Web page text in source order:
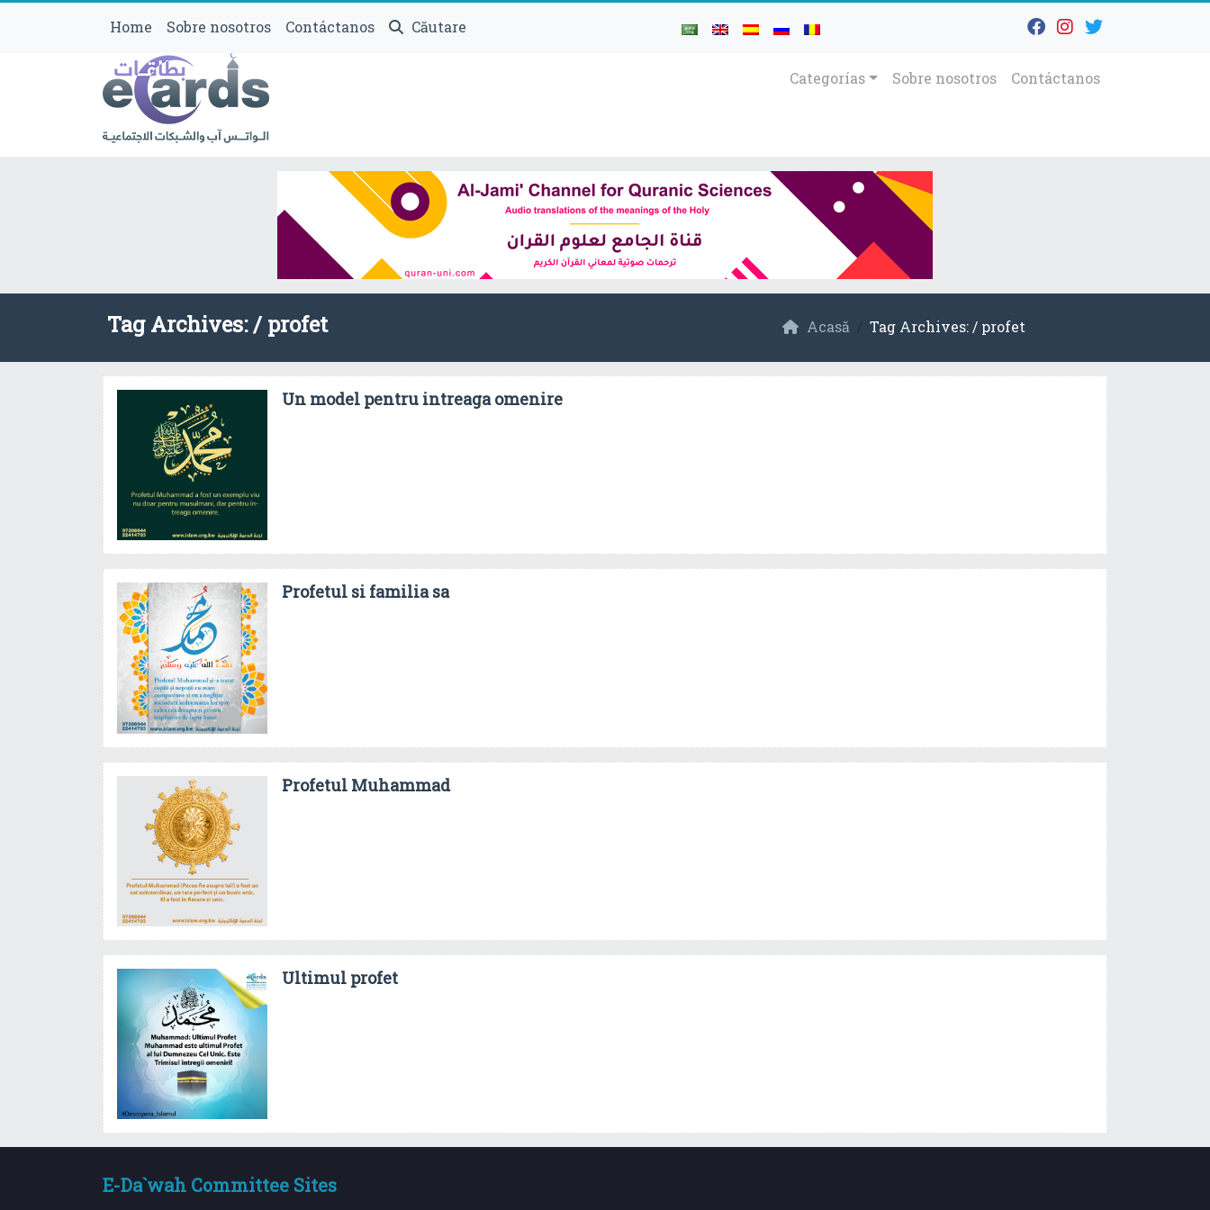
Home Sobre nosotros Contáctanos Căutare
Categorías Sobre nosotros Contáctanos
Tag Archives: /profet Acasă Tag Archives: / profet
Un model pentru intreaga omenire
Profetul si familia sa
Profetul Muhammad
Ultimul profet
E-Da`wah Committee Sites